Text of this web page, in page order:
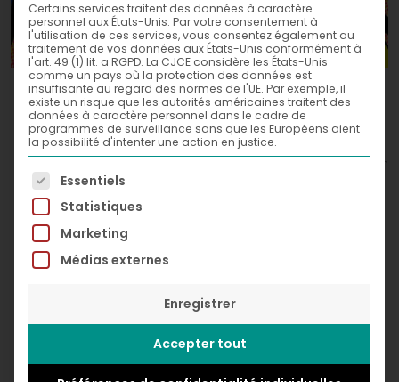
Woman Power,2020
Acrylic and spray paint on canvas
80 x 80 cm
Certains services traitent des données à caractère
personnel aux États-Unis. Par votre consentement à
l'utilisation de ces services, vous consentez également au
traitement de vos données aux États-Unis conformément à
l'art. 49 (1) lit. a RGPD. La CJCE considère les États-Unis
comme un pays où la protection des données est
insuffisante au regard des normes de l'UE. Par exemple, il
existe un risque que les autorités américaines traitent des
données à caractère personnel dans le cadre de
programmes de surveillance sans que les Européens aient
la possibilité d'intenter une action en justice.
La liste suivante énumère les groupes de services
Essentiels
Statistiques
Marketing
Médias externes
Enregistrer
Accepter tout